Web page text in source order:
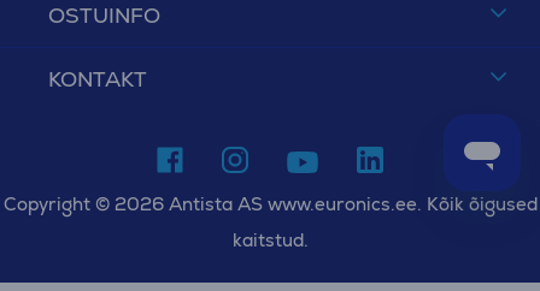
OSTUINFO
KONTAKT
Copyright © 2026 Antista AS www.euronics.ee. Kõik õigused
kaitstud.